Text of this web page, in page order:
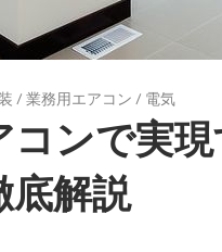
/業務用エアコン/ 電気
コンで実
底解説